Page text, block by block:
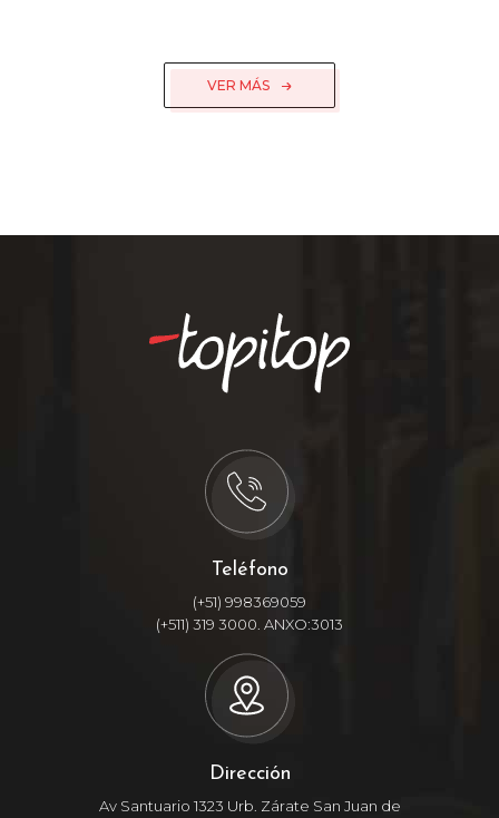
VER MÁS
Teléfono
(+51) 998369059
(+511) 319 3000. ANXO:3013
Dirección
Av Santuario 1323 Urb. Zárate San Juan de